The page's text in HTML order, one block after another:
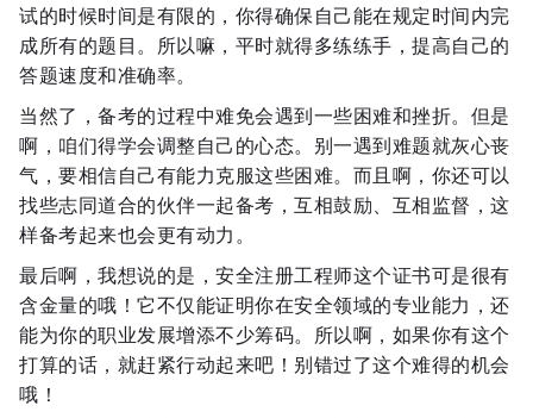
试的时候时间是有限的，你得确保自己能在规定时间内完
成所有的题目。所以嘛，平时就得多练练手，提高自己的
答题速度和准确率。
当然了，备考的过程中难免会遇到一些困难和挫折。但是
啊，咱们得学会调整自己的心态。别一遇到难题就灰心丧
气，要相信自己有能力克服这些困难。而且啊，你还可以
找些志同道合的伙伴一起备考，互相鼓励、互相监督，这
样备考起来也会更有动力。
最后啊，我想说的是，安全注册工程师这个证书可是很有
含金量的哦！它不仅能证明你在安全领域的专业能力，还
能为你的职业发展增添不少筹码。所以啊，如果你有这个
打算的话，就赶紧行动起来吧！别错过了这个难得的机会
哦！